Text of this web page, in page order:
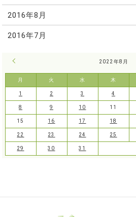
2016年8月
2016年7月
2022年8月
月 火 水 木
1 2 3 4
8 9 10 11
15 16 17 18
22 23 24 25
29 30 31